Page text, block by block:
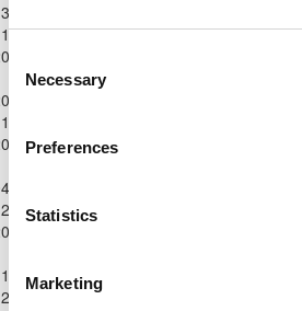
Consent
Selection
Necessary
Preferences
Statistics
Marketing
Πρωτάθλημα
ΑΠΟΛΛΩΝ4
Παγκύπριο
2022/23
Παίδων Κ-16
Πρωτάθλημα